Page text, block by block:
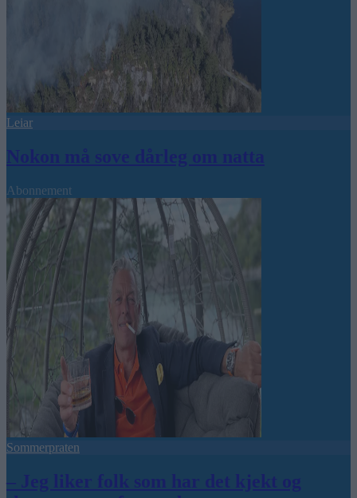
Leiar
Nokon må sove dårleg om natta
Abonnement
Sommerpraten
– Jeg liker folk som har det kjekt og